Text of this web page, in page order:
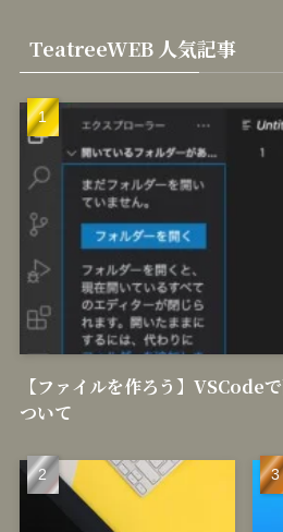
TeatreeWEB 人気記事
【ファイルを作ろう】VSCode
ついて